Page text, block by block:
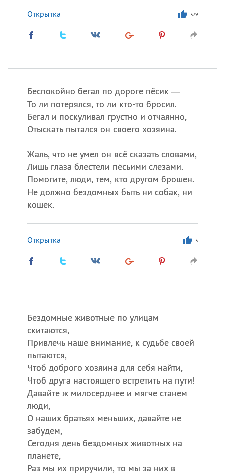
Открытка 379
Беспокойно бегал по дороге пёсик —
То ли потерялся, то ли кто-то бросил.
Бегал и поскуливал грустно и отчаянно,
Отыскать пытался он своего хозяина.
Жаль, что не умел он всё сказать словами,
Лишь глаза блестели пёсьими слезами.
Помогите, люди, тем, кто другом брошен.
Не должно бездомных быть ни собак, ни
кошек.
Открытка 3
Бездомные животные по улицам
скитаются,
Привлечь наше внимание, к судьбе своей
пытаются,
Чтоб доброго хозяина для себя найти,
Чтоб друга настоящего встретить на пути!
Давайте ж милосерднее и мягче станем
люди,
О наших братьях меньших, давайте не
забудем,
Сегодня день бездомных животных на
планете,
Раз мы их приручили, то мы за них в